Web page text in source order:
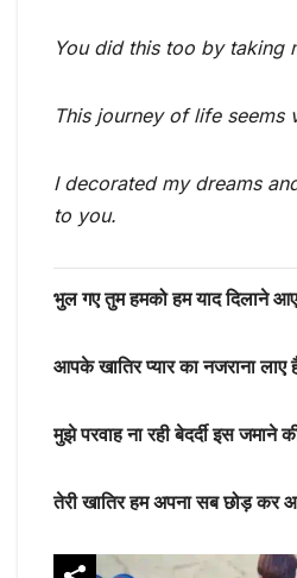
You did this too by taking
This journey of life seems
I decorated my dreams
to you.
भुल गए तुम हमको हम याद दिलाने
आपके खातिर प्यार का नजराना लाए
मुझे परवाह ना रही बेदर्दी इस जमाने
तेरी खातिर हम अपना सब छोड़ कर